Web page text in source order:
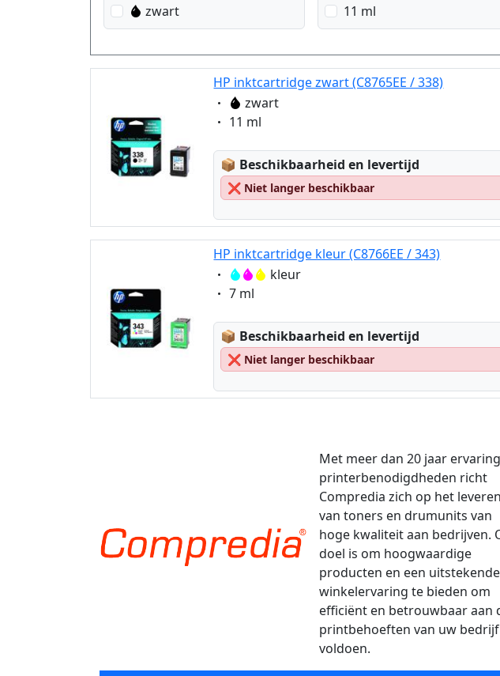
zwart
11 ml
HP inktcartridge zwart (C8765EE / 338)
Eigenschaft:
zwart
Eigenschaft:
11 ml
📦 Lagerstatus:
Beschikbaarheid en levertijd
❌ Niet langer beschikbaar
HP inktcartridge kleur (C8766EE / 343)
Eigenschaft:kleur
Eigenschaft:
7 ml
📦 Lagerstatus:
Beschikbaarheid en levertijd
❌ Niet langer beschikbaar
Met meer dan 20 jaar
printerbenodigdheden richt
Compredia zich op het leveren
van toners en drumunits van
hoge kwaliteit aan bedrijven.
doel is om hoogwaardige
producten en een uitstekende
winkelervaring te bieden om
efficiënt en betrouwbaar aan
printbehoeften van uw
voldoen.